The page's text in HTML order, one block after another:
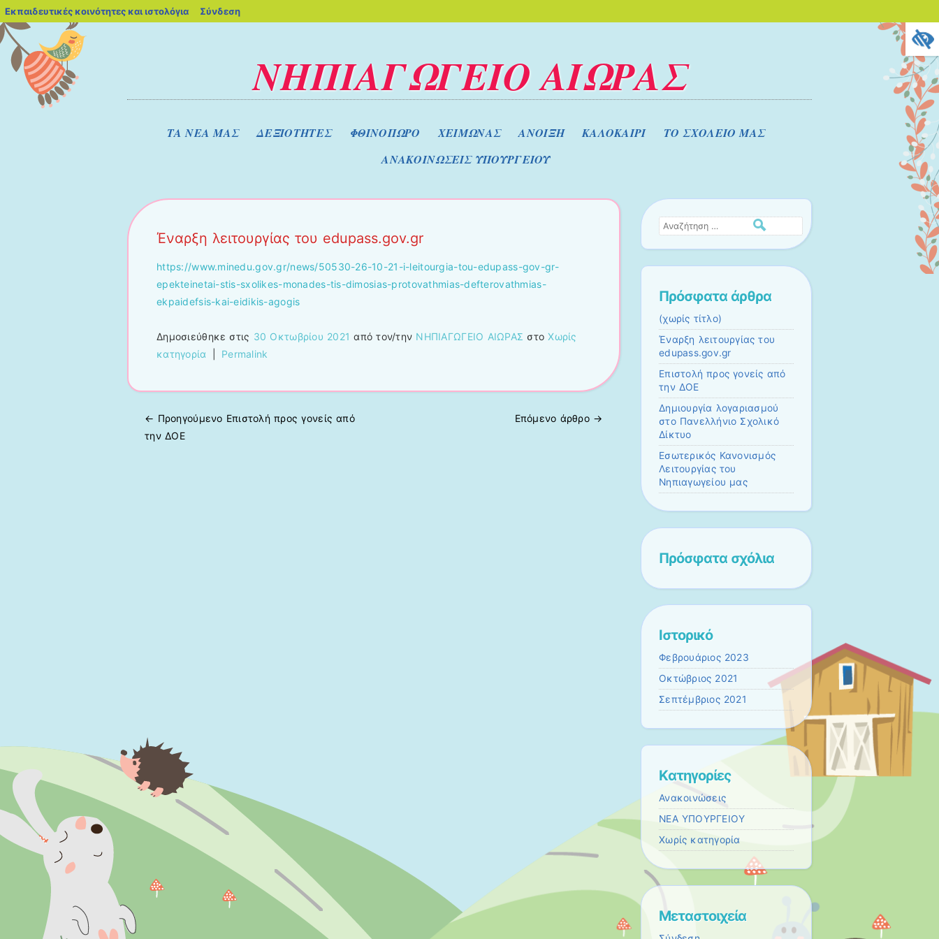
ΝΗΠΙΑΓΩΓΕΙΟ ΑΙΩΡΑΣ
Μενού
Μετάβαση στο περιεχόμενο
ΤΑ ΝΕΑ ΜΑΣ ΔΕΞΙΟΤΗΤΕΣ ΦΘΙΝΟΠΩΡΟ ΧΕΙΜΩΝΑΣ ΑΝΟΙΞΗ ΚΑΛΟΚΑΙΡΙ
ΤΟ ΣΧΟΛΕΙΟ ΜΑΣ
ΑΝΑΚΟΙΝΩΣΕΙΣ ΥΠΟΥΡΓΕΙΟΥ
Έναρξη λειτουργίας του edupass.gov.gr
https://www.minedu.gov.gr/news/50530-26-10-21-i-leitourgia-tou-edupass-gov-gr-
epekteinetai-stis-sxolikes-monades-tis-dimosias-protovathmias-defterovathmias-
ekpaidefsis-kai-eidikis-agogis
Δημοσιεύθηκε στις 30 Οκτωβρίου 2021 από τον/την ΝΗΠΙΑΓΩΓΕΙΟ ΑΙΩΡΑΣ στοΧωρίς
κατηγορία
Permalink
Πλοήγηση άρθρων
← Προηγούμενo Επιστολή προς γονείς από
την ΔΟΕ
Επόμενο άρθρο →
Αναζήτηση
Πρόσφατα άρθρα
(χωρίς τίτλο)
Έναρξη λειτουργίας του
edupass.gov.gr
Επιστολή προς γονείς από
την ΔΟΕ
Δημιουργία λογαριασμού
στο Πανελλήνιο Σχολικό
Δίκτυο
Εσωτερικός Κανονισμός
Λειτουργίας του
Νηπιαγωγείου μας
Πρόσφατα σχόλια
Ιστορικό
Φεβρουάριος 2023
Οκτώβριος 2021
Σεπτέμβριος 2021
Kατηγορίες
Ανακοινώσεις
ΝΕΑ ΥΠΟΥΡΓΕΙΟΥ
Χωρίς κατηγορία
Μεταστοιχεία
Εκπαιδευτικές κοινότητες και ιστολόγια blogs.sch.gr
Σύνδεση